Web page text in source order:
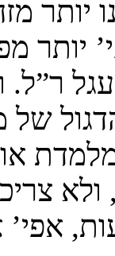
יותר
יותר
ר”ל.
ולא